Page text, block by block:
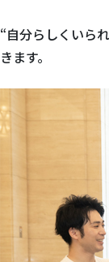
“自分らしくいら
きます。